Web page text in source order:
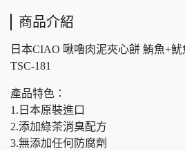
商品介紹
日本CIAO 啾嚕肉泥夾心餅 鮪魚+魷
TSC-181
產品特色：
1.日本原裝進口
2.添加綠茶消臭配方
3.無添加任何防腐劑